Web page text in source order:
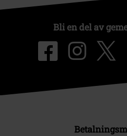
Bli en del av